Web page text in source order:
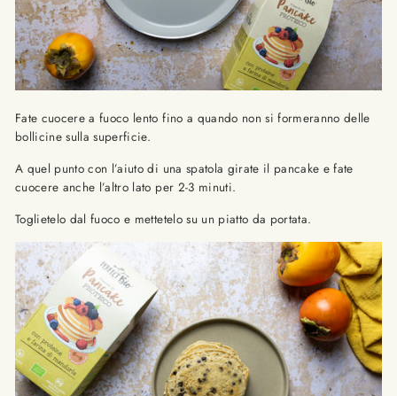
Fate cuocere a fuoco lento fino a quando non si formeranno delle
bollicine sulla superficie.
A quel punto con l’aiuto di una spatola girate il pancake e fate
cuocere anche l’altro lato per 2-3 minuti.
Toglietelo dal fuoco e mettetelo su un piatto da portata.